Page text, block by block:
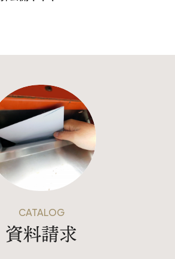
CATALOG
資料請求